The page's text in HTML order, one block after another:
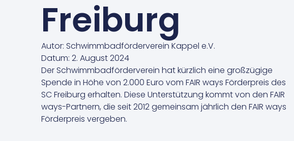
Freiburg
Autor: Schwimmbadförderverein Kappel e.V.
Datum: 2. August 2024
Der Schwimmbadförderverein hat kürzlich eine großzügige
Spende in Höhe von 2.000 Euro vom FAIR ways Förderpreis des
SC Freiburg erhalten. Diese Unterstützung kommt von den FAIR
ways-Partnern, die seit 2012 gemeinsam jährlich den FAIR ways
Förderpreis vergeben.